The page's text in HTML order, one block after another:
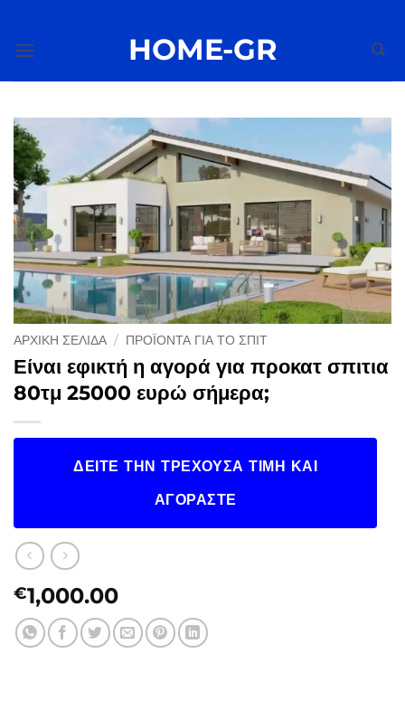
περιεχόμενο
HOME-GR
ΑΡΧΙΚΉ ΣΕΛΊΔΑ / ΠΡΟΪΌΝΤΑ ΓΙΑ ΤΟ ΣΠΊΤ
Είναι εφικτή η αγορά για προκατ σπιτια
80τμ 25000 ευρώ σήμερα;
ΔΕΊΤΕ ΤΗΝ ΤΡΈΧΟΥΣΑ ΤΙΜΉ ΚΑΙ
ΑΓΟΡΆΣΤΕ
€1,000.00